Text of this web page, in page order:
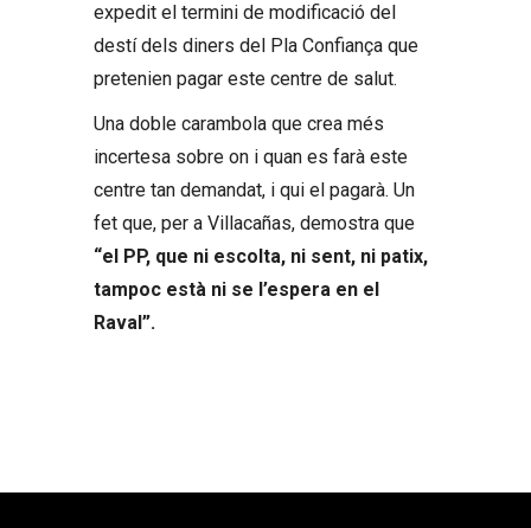
expedit el termini de modificació del
destí dels diners del Pla Confiança que
pretenien pagar este centre de salut.
Una doble carambola que crea més
incertesa sobre on i quan es farà este
centre tan demandat, i qui el pagarà. Un
fet que, per a Villacañas, demostra que
“el PP, que ni escolta, ni sent, ni patix,
tampoc està ni se l’espera en el
Raval”.